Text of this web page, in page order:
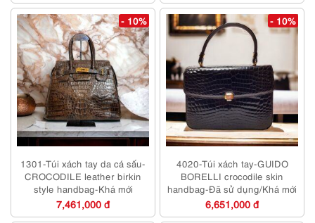
- 10%
1301-Túi xách tay da cá sấu-
CROCODILE leather birkin
style handbag-Khá mới
7,461,000 đ
- 10%
4020-Túi xách tay-GUIDO
BORELLI crocodile skin
handbag-Đã sử dụng/Khá mới
6,651,000 đ